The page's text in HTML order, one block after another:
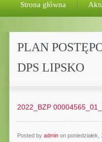
Strona główna
PLAN
DPS LIPSKO
2022_BZP
Posted by admin on